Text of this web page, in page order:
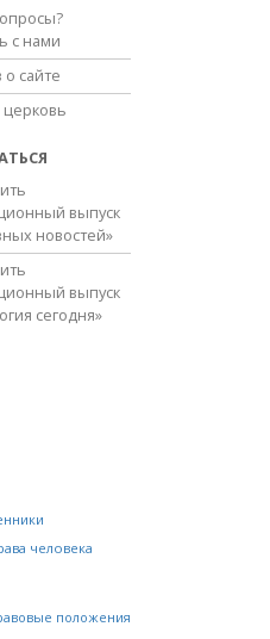
с нами
сайте
выпуск
новостей»
выпуск
сегодня»
человека
положения